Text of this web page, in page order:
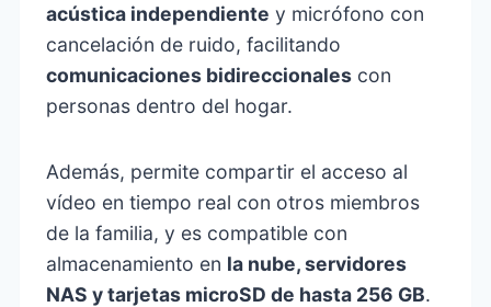
acústica independiente y micrófono con
cancelación de ruido, facilitando
comunicaciones bidireccionales con
personas dentro del hogar.
Además, permite compartir el acceso al
vídeo en tiempo real con otros miembros
de la familia, y es compatible con
almacenamiento en la nube, servidores
NAS y tarjetas microSD de hasta 256 GB.